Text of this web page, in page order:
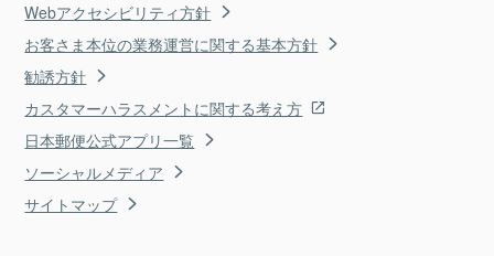
Webアクセシビリティ方針
お客さま本位の業務運営に関する基本方針
勧誘方針
カスタマーハラスメントに関する考え方
日本郵便公式アプリ一覧
ソーシャルメディア
サイトマップ